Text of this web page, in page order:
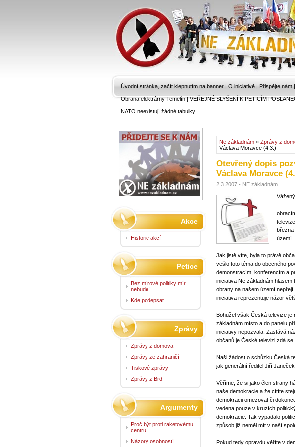
Úvodní stránka, začít klepnutím na banner | O iniciativě | Přispějte nám |
Obrana elektrárny Temelín|VEŘEJNÉ SLYŠENÍ K PETICÍM
NATO neexistují žádné tabulky.
Ne základnám » Zprávy z
Václava Moravce (4.3.)
Otevřený dopis
Václava Moravce
2.3.2007 - NE základnám
března
území.
Jak jistě víte, byla to právě
vešlo toto téma do obecného
demonstracím, konferencím a
iniciativa Ne základnám
obrany na našem území
iniciativa reprezentuje názor
Bohužel však Česká televize je
základnám místo a do panelu
iniciativy nepozvala. Zastává
občanů je České televizi zdá se
Naši žádost o schůzku Česká
jak generální ředitel Jiří
Věříme, že si jako člen strany
naše demokracie a že cítíte
demokracii omezovat či
vedena pouze v kruzích
demokracie. Tak vypadalo
způsob již neměl mít v naší
Pokud tedy opravdu věříte v
Akce
Historie akcí
Petice
Bez mírové politiky mír
nebude!
Kde podepsat
Zprávy
Zprávy z domova
Zprávy ze zahraničí
Tiskové zprávy
Zprávy z Brd
Argumenty
Proč být proti raketovému
centru
Názory osobností